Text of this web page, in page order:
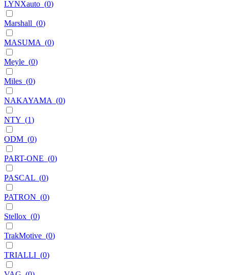
LYNXauto (0)
Marshall (0)
MASUMA (0)
Meyle (0)
Miles (0)
NAKAYAMA (0)
NTY (1)
ODM (0)
PART-ONE (0)
PASCAL (0)
PATRON (0)
Stellox (0)
TrakMotive (0)
TRIALLI (0)